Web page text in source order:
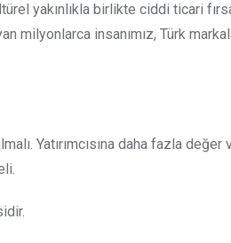
yakınlıkla birlikte ciddi ticari
milyonlarca insanımız, Türk
Yatırımcısına daha fazla